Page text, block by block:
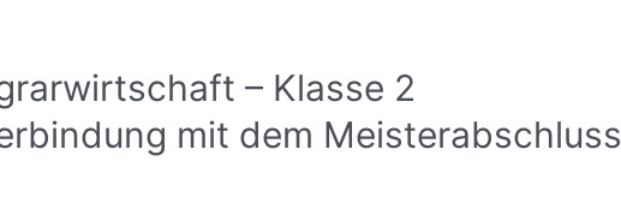
– Klasse 2
mit dem Meisterabschluss